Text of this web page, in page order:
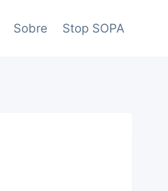
Sobre Stop SOPA